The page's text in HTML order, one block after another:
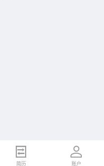
简历 账户